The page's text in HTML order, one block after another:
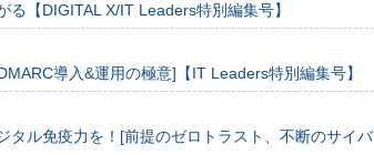
【DIGITAL X/IT Leaders特別編集号】
導入&運用の極意]【IT Leaders特別編集号】
ル免疫力を！[前提のゼロトラスト、不断のサイバ